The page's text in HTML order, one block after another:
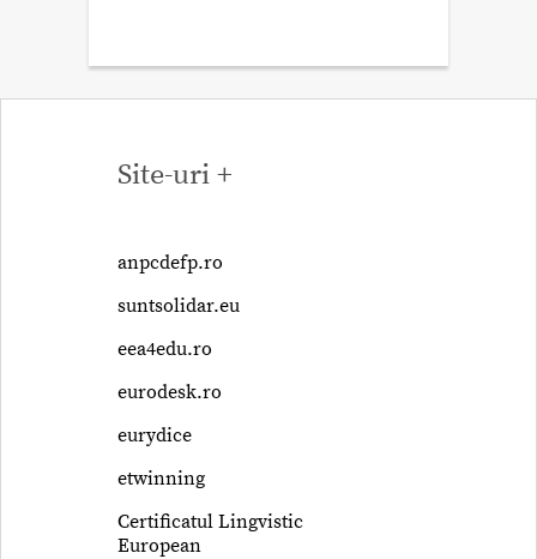
Site-uri +
anpcdefp.ro
suntsolidar.eu
eea4edu.ro
eurodesk.ro
eurydice
etwinning
Certificatul Lingvistic
European